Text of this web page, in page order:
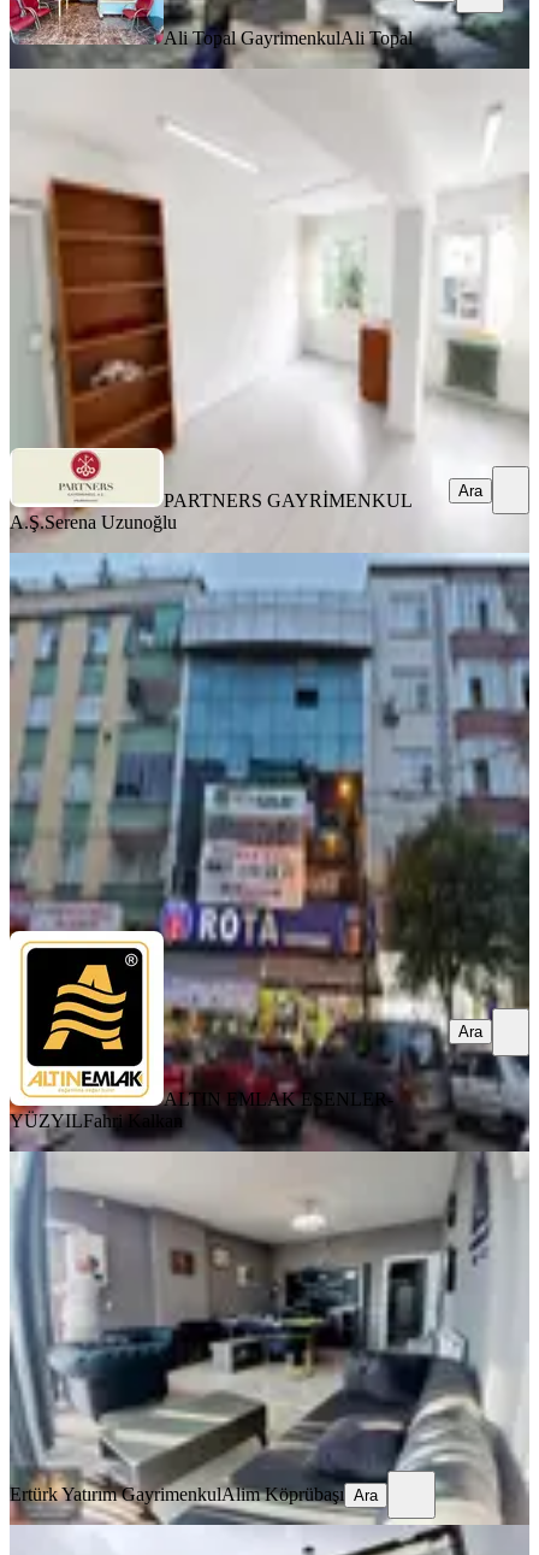
Ali Topal GayrimenkulAli Topal
Katta Kiralık Ofis
1 Oda
1. Kat·
PARTNERS GAYRİMENKUL A.Ş. Serena Uzunoğlu
PARTNERS GAYRİMENKUL
A.Ş.Serena Uzunoğlu
Ara
Barbaros Cad Üzerinde Komle Veya
Kat Kat Kiralik İskanlı İşyeri
İstanbul, Bağcılar
1 Oda
· 1. Kat 24.07.2026
ALTIN EMLAK ESENLER-YÜZYIL Fahri Kalkan
Ara
ALTIN EMLAK ESENLER-
YÜZYILFahri Kalkan
Ara
GÜVENLİK
Merkez Mahallesi Çavuşbaşı Caddesi'
Üzerinde 1+1 Manzaralı Ofis
İstanbul, Çekmeköy
· 3. Kat·24.07.2026
39.000 ₺
Ertürk Yatırım GayrimenkulAlim Köprübaşı
Ara
Ertürk Yatırım GayrimenkulAlim Köprübaşı Ara